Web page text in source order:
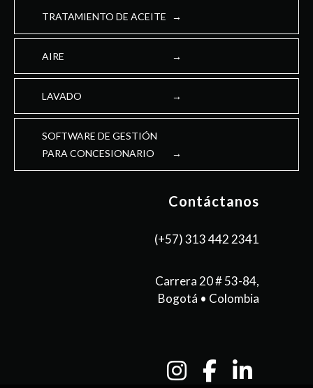
TRATAMIENTO DE ACEITE
AIRE
LAVADO
SOFTWARE DE GESTIÓN
PARA CONCESIONARIO
Contáctanos
(+57) 313 442 2341
Carrera 20 # 53-84,
Bogotá • Colombia